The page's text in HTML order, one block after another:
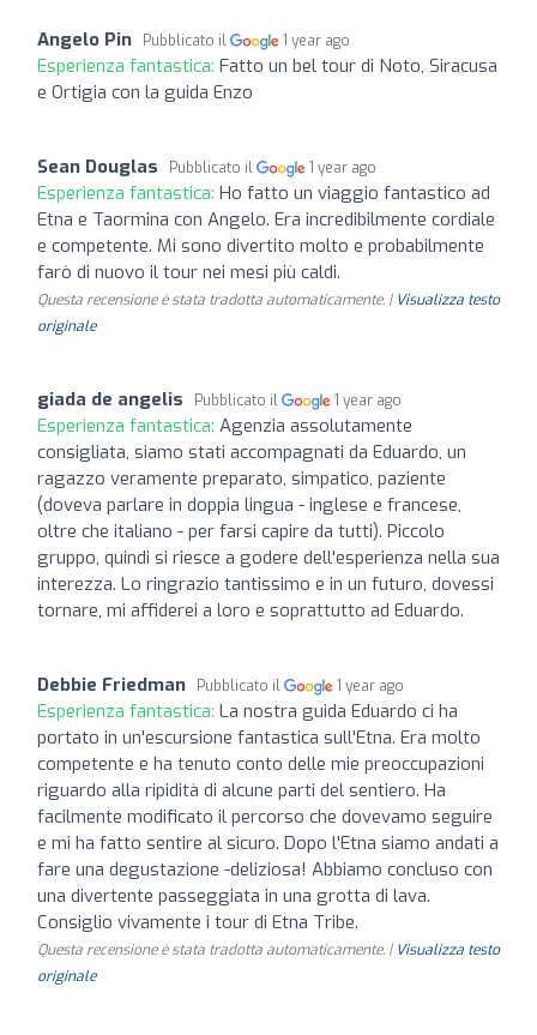
Angelo Pin Pubblicato il 1 year ago
Esperienza fantastica: Fatto un bel tour di Noto, Siracusa
e Ortigia con la guida Enzo
Sean Douglas Pubblicato il 1 year ago
Esperienza fantastica: Ho fatto un viaggio fantastico ad
Etna e Taormina con Angelo. Era incredibilmente cordiale
e competente. Mi sono divertito molto e probabilmente
farò di nuovo il tour nei mesi più caldi.
Questa recensione è stata tradotta automaticamente. | Visualizza testo
originale
giada de angelis Pubblicato il 1 year ago
Esperienza fantastica: Agenzia assolutamente
consigliata, siamo stati accompagnati da Eduardo, un
ragazzo veramente preparato, simpatico, paziente
(doveva parlare in doppia lingua - inglese e francese,
oltre che italiano - per farsi capire da tutti). Piccolo
gruppo, quindi si riesce a godere dell'esperienza nella sua
interezza. Lo ringrazio tantissimo e in un futuro, dovessi
tornare, mi affiderei a loro e soprattutto ad Eduardo.
Debbie Friedman Pubblicato il 1 year ago
Esperienza fantastica: La nostra guida Eduardo ci ha
portato in un'escursione fantastica sull'Etna. Era molto
competente e ha tenuto conto delle mie preoccupazioni
riguardo alla ripidità di alcune parti del sentiero. Ha
facilmente modificato il percorso che dovevamo seguire
e mi ha fatto sentire al sicuro. Dopo l'Etna siamo andati a
fare una degustazione -deliziosa! Abbiamo concluso con
una divertente passeggiata in una grotta di lava.
Consiglio vivamente i tour di Etna Tribe.
Questa recensione è stata tradotta automaticamente. | Visualizza testo
originale